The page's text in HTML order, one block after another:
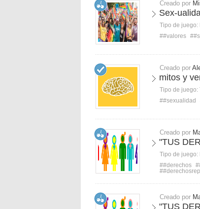
Creado por
Sex-
Tipo de juego:
##valores
Creado por
mitos y
Tipo de juego:
##sexualidad
Creado por
"TUS
Tipo de juego:
##derechos
Creado por
"TUS